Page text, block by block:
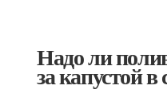
Надо ли
за капустой